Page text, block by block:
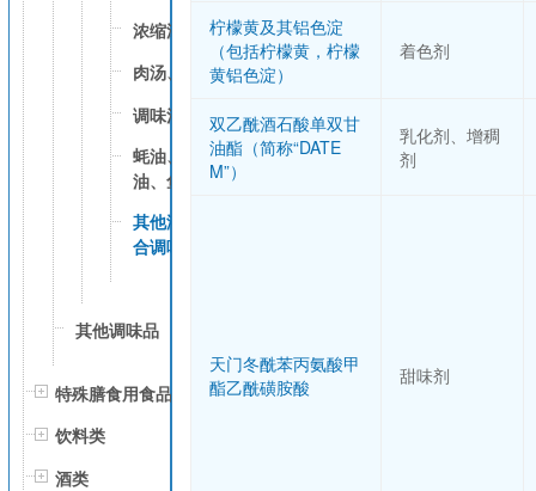
浓缩汤
肉汤、骨汤
调味汁
蚝油、虾
油、鱼露等
其他液体复
合调味料
其他调味品
特殊膳食用食品
饮料类
酒类
柠檬黄及其铝色淀
（包括柠檬黄，柠檬
黄铝色淀）
着色剂
双乙酰酒石酸单双甘
油酯（简称“DATE
M”）
乳化剂、增稠
剂
天门冬酰苯丙氨酸甲
酯乙酰磺胺酸
甜味剂